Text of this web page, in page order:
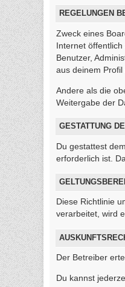
REGELUNGEN
Zweck eines
Internet
Benutzer,
aus deinem
Andere als die
Weitergabe der
GESTATTUNG
Du gestattest
erforderlich ist.
Diese Richtlinie
verarbeitet, wird
Der Betreiber
Du kannst